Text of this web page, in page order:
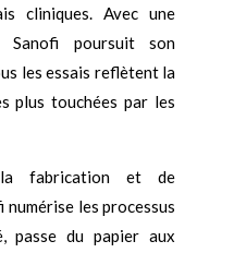
cliniques. Avec une
Sanofi poursuit son
les essais reflètent la
plus touchées par les
fabrication et de
numérise les processus
passe du papier aux